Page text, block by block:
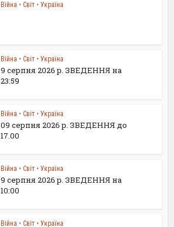
Війна • Світ • Україна
Війна • Світ • Україна
9 серпня 2026 р. ЗВЕДЕННЯ на
23:59
Війна • Світ • Україна
09 серпня 2026 р. ЗВЕДЕННЯ до
17.00
Війна • Світ • Україна
9 серпня 2026 р. ЗВЕДЕННЯ на
10:00
Війна • Світ • Україна